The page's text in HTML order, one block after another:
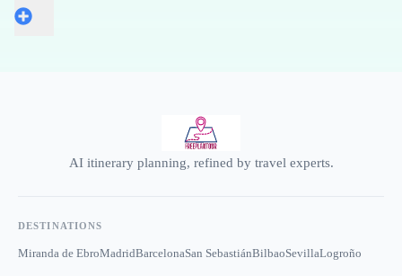
AI itinerary planning, refined by travel experts.
DESTINATIONS
Miranda de EbroMadridBarcelonaSan SebastiánBilbaoSevillaLogroño